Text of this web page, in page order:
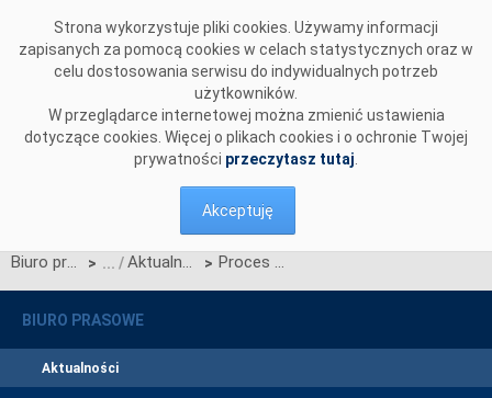
Strona wykorzystuje pliki cookies. Używamy informacji
zapisanych za pomocą cookies w celach statystycznych oraz w
celu dostosowania serwisu do indywidualnych potrzeb
użytkowników.
W przeglądarce internetowej można zmienić ustawienia
dotyczące cookies. Więcej o plikach cookies i o ochronie Twojej
prywatności przeczytasz tutaj
Akceptuję
Biuro prasowe > Aktualności > Proces Migracji CSIRE – obligatoryjna aktualizacja w trzecim kwartale 2026 r.
BIURO PRASOWE
Aktualności